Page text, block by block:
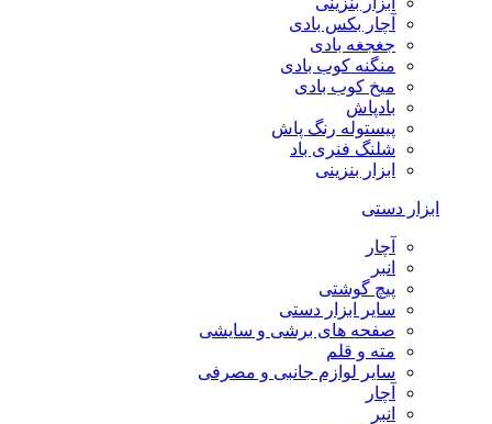
آچار بکس بادی
جغجغه بادی
منگنه کوب بادی
میخ کوب بادی
بادپاش
پیستوله رنگ پاش
شلنگ فنری باد
ابزار بنزینی
ابزار دستی
آچار
انبر
پیچ گوشتی
سایر ابزار دستی
صفحه های برشی و سایشی
مته و قلم
سایر لوازم جانبی و مصرفی
آچار
انبر